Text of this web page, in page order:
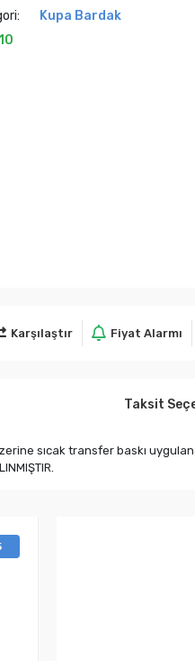
Kupa Bardak
Karşılaştır Fiyat Alarmı
Taksit
sıcak transfer baskı